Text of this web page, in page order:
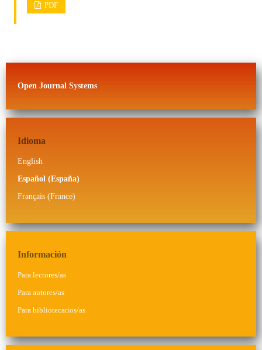
PDF
Open Journal Systems
Idioma
English
Español (España)
Français (France)
Información
Para lectores/as
Para autores/as
Para bibliotecarios/as